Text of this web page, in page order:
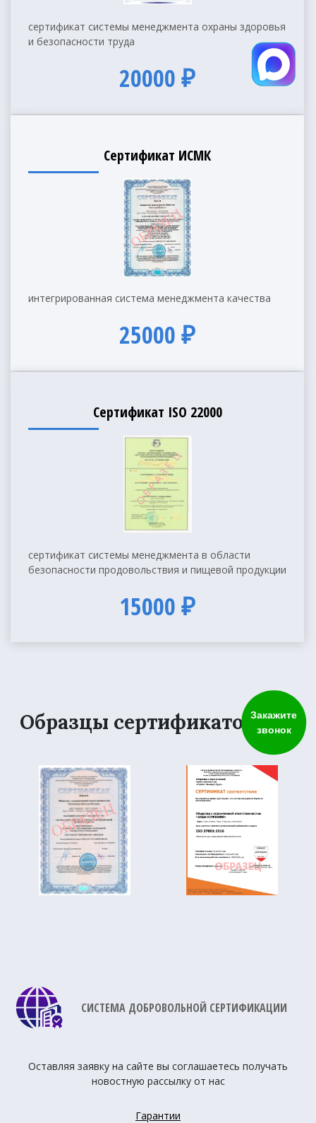
Закажите
звонок
сертификат системы менеджмента охраны здоровья
и безопасности труда
20000 ₽
Сертификат ИСМК
интегрированная система менеджмента качества
25000 ₽
Сертификат ISO 22000
сертификат системы менеджмента в области
безопасности продовольствия и пищевой продукции
15000 ₽
Образцы сертификатов
СИСТЕМА ДОБРОВОЛЬНОЙ СЕРТИФИКАЦИИ
Оставляя заявку на сайте вы соглашаетесь получать
новостную рассылку от нас
Гарантии